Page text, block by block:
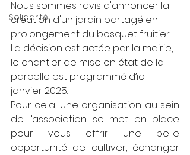
Solidarité
Nous sommes ravis d'annoncer la
création d'un jardin partagé en
prolongement du bosquet fruitier.
La décision est actée par la mairie,
le chantier de mise en état de la
parcelle est programmé d’ici
janvier 2025.
Pour cela, une organisation au sein
de l’association se met en place
pour vous offrir une belle
opportunité de cultiver, échanger